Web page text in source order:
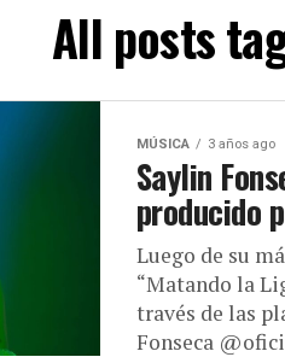
All posts
MÚSICA 3 años ago
Saylin
producido
Luego de su
“Matando la
través de las
Fonseca